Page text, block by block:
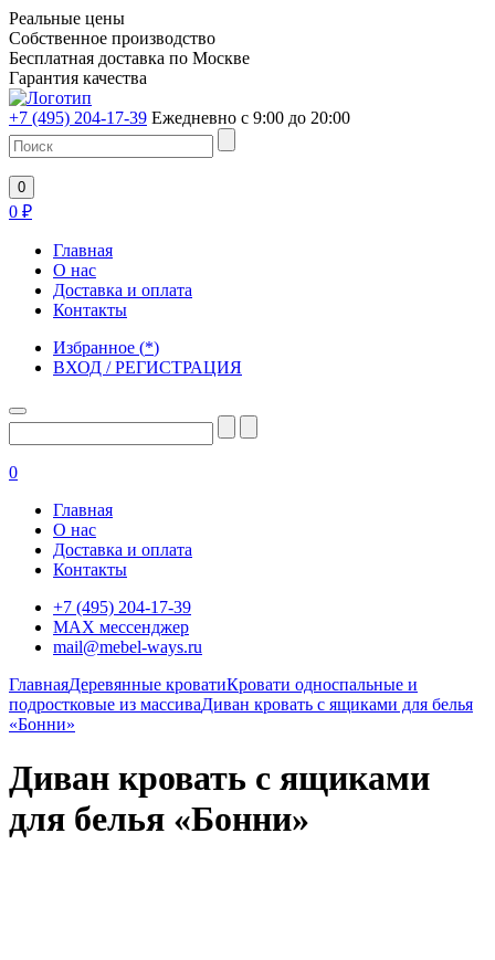
Реальные цены
Собственное производство
Бесплатная доставка по Москве
Гарантия качества
+7 (495) 204-17-39 Ежедневно с 9:00 до 20:00
0
0 ₽
Главная
О нас
Доставка и оплата
Контакты
Избранное (*)
ВХОД / РЕГИСТРАЦИЯ
0
Главная
О нас
Доставка и оплата
Контакты
+7 (495) 204-17-39
MAX мессенджер
mail@mebel-ways.ru
ГлавнаяДеревянные кроватиКровати односпальные и
подростковые из массиваДиван кровать с ящиками для белья
«Бонни»
Диван кровать с ящиками
для белья «Бонни»